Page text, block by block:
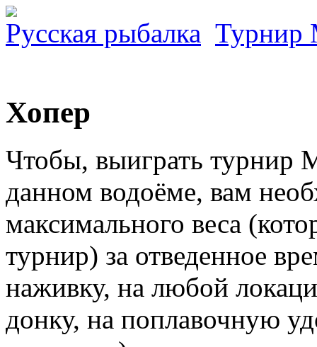
Русская рыбалка
Хопер
Чтобы, выиграть турнир
данном водоёме, вам
максимального веса
турнир) за отведенное
наживку, на любой
донку, на поплавочную